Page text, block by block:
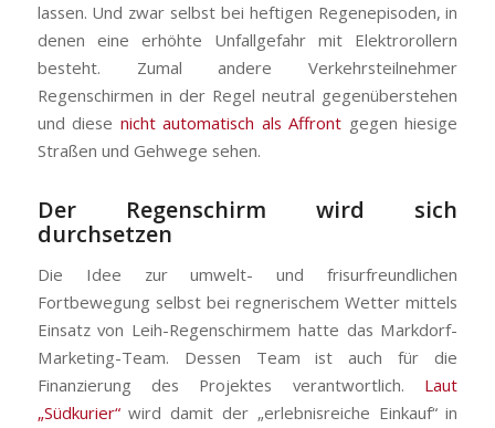
lassen. Und zwar selbst bei heftigen Regenepisoden, in
denen eine erhöhte Unfallgefahr mit Elektrorollern
besteht. Zumal andere Verkehrsteilnehmer
Regenschirmen in der Regel neutral gegenüberstehen
und diese nicht automatisch als Affront gegen hiesige
Straßen und Gehwege sehen.
Der Regenschirm wird sich
durchsetzen
Die Idee zur umwelt- und frisurfreundlichen
Fortbewegung selbst bei regnerischem Wetter mittels
Einsatz von Leih-Regenschirmem hatte das Markdorf-
Marketing-Team. Dessen Team ist auch für die
Finanzierung des Projektes verantwortlich. Laut
„Südkurier“wird damit der „erlebnisreiche Einkauf“ in